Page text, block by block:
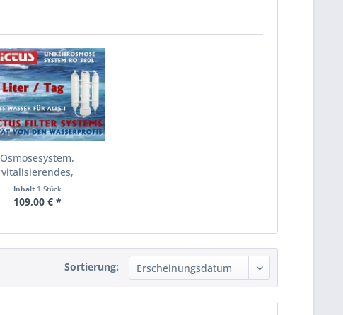
Osmosesystem,
vitalisierendes,
mineralarmes...
Inhalt 1 Stück
109,00 € *
Sortierung: